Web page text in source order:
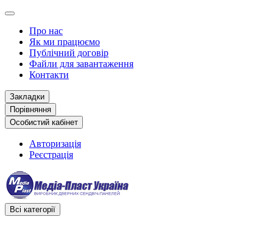
Про нас
Як ми працюємо
Публічний договір
Файли для завантаження
Контакти
Закладки
Порівняння
Особистий кабінет
Авторизація
Реєстрація
Всі категорії